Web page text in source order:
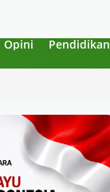
Opini Pendidikan